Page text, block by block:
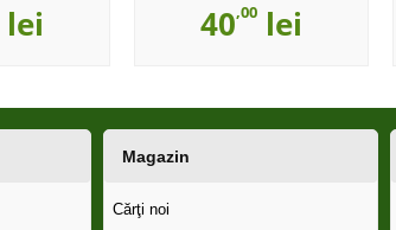
lei 40,00 lei
Magazin
Cărţi noi